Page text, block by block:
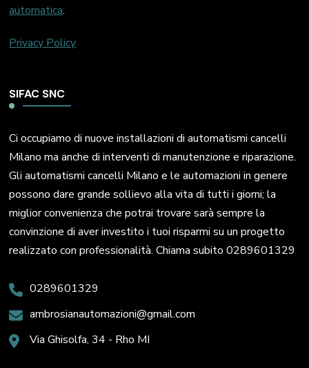
automatica.
Privacy Policy
SIFAC SNC
Ci occupiamo di nuove installazioni di automatismi cancelli
Milano ma anche di interventi di manutenzione e riparazione.
Gli automatismi cancelli Milano e le automazioni in genere
possono dare grande sollievo alla vita di tutti i giorni; la
miglior convenienza che potrai trovare sarà sempre la
convinzione di aver investito i tuoi risparmi su un progetto
realizzato con professionalità. Chiama subito 0289601329
0289601329
ambrosianautomazioni@gmail.com
Via Ghisolfa, 34 - Rho MI